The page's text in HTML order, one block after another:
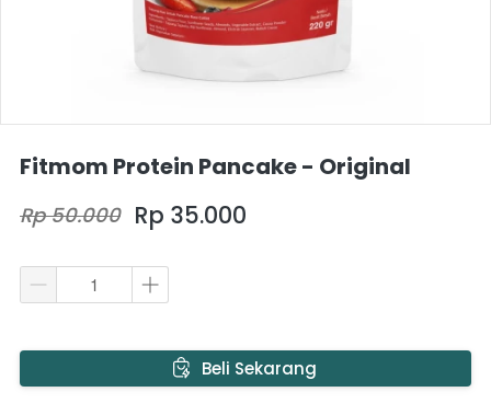
Fitmom Protein Pancake - Original
Rp 50.000 Rp 35.000
` Beli Sekarang